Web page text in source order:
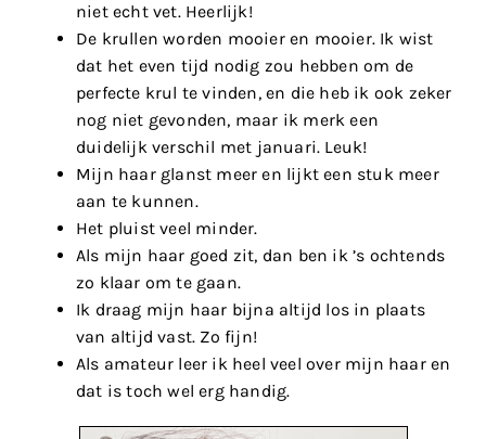
niet echt vet. Heerlijk!
De krullen worden mooier en mooier. Ik wist
dat het even tijd nodig zou hebben om de
perfecte krul te vinden, en die heb ik ook zeker
nog niet gevonden, maar ik merk een
duidelijk verschil met januari. Leuk!
Mijn haar glanst meer en lijkt een stuk meer
aan te kunnen.
Het pluist veel minder.
Als mijn haar goed zit, dan ben ik ’s ochtends
zo klaar om te gaan.
Ik draag mijn haar bijna altijd los in plaats
van altijd vast. Zo fijn!
Als amateur leer ik heel veel over mijn haar en
dat is toch wel erg handig.